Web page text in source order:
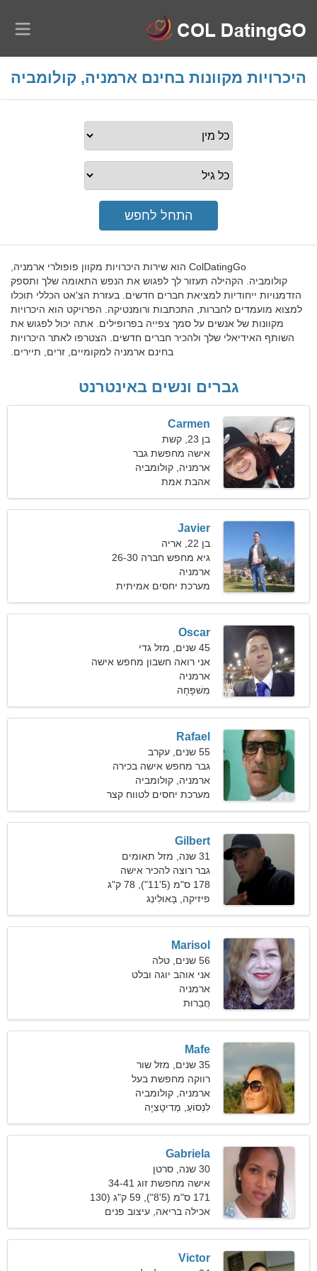
היכרויות מקוונות בחינם ארמניה, קולומביה
ColDatingGo הוא שירות היכרויות מקוון פופולרי ארמניה,
קולומביה. הקהילה תעזור לך לפגוש את הנפש התאומה שלך ותספק
הזדמנויות ייחודיות למציאת חברים חדשים. בעזרת הצ'אט הכללי תוכלו
למצוא מועמדים לחברות, התכתבות ורומנטיקה. הפרויקט הוא היכרויות
מקוונות של אנשים על סמך צפייה בפרופילים. אתה יכול לפגוש את
השותף האידיאלי שלך ולהכיר חברים חדשים. הצטרפו לאתר היכרויות
בחינם ארמניה למקומיים, זרים, תיירים.
גברים ונשים באינטרנט
Carmen
בן 23, קשת
אישה מחפשת גבר
ארמניה, קולומביה
אהבת אמת
Javier
בן 22, אריה
גיא מחפש חברה 26-30
ארמניה
מערכת יחסים אמיתית
Oscar
45 שנים, מזל גדי
אני רואה חשבון מחפש אישה
נחמדה
ארמניה
מִשׁפָּחָה
Rafael
55 שנים, עקרב
גבר מחפש אישה בכירה
ארמניה, קולומביה
מערכת יחסים לטווח קצר
Gilbert
31 שנה, מזל תאומים
גבר רוצה להכיר אישה
178 ס"מ (5'11"), 78 ק"ג
(171 פאונד)
פיזיקה, בָּאוּלִינְג
Marisol
56 שנים, טלה
אני אוהב יוגה ובלט
ארמניה
חֲבֵרוּת
Mafe
35 שנים, מזל שור
רווקה מחפשת בעל
ארמניה, קולומביה
לִנְסוֹעַ, מֶדִיטָצִיָה
Gabriela
30 שנה, סרטן
אישה מחפשת זוג 34-41
171 ס"מ (5'8"), 59 ק"ג (130
פאונד)
אכילה בריאה, עיצוב פנים
Victor